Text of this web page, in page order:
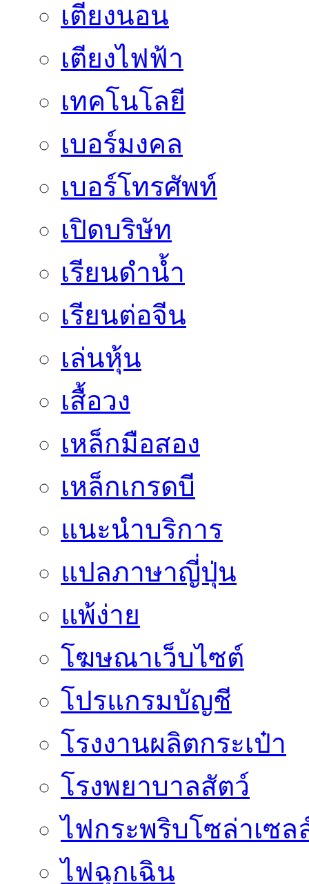
เตียงนอน
เตียงไฟฟ้า
เทคโนโลยี
เบอร์มงคล
เบอร์โทรศัพท์
เปิดบริษัท
เรียนดำน้ำ
เรียนต่อจีน
เล่นหุ้น
เสื้อวง
เหล็กมือสอง
เหล็กเกรดบี
แนะนำบริการ
แปลภาษาญี่ปุ่น
แพ้ง่าย
โฆษณาเว็บไซต์
โปรแกรมบัญชี
โรงงานผลิตกระเป๋า
โรงพยาบาลสัตว์
ไฟกระพริบโซล่าเซล
ไฟฉุกเฉิน